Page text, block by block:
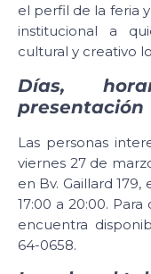
el perfil de la feria
institucional a
cultural y creativo
Días,
presentación
Las personas
viernes 27 de
en Bv. Gaillard 179,
17:00 a 20:00.
encuentra
64-0658.